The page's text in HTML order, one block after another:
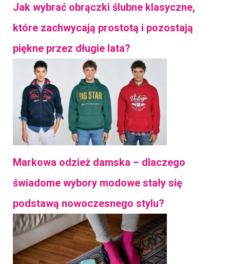
Jak wybrać obrączki ślubne klasyczne,
które zachwycają prostotą i pozostają
piękne przez długie lata?
Markowa odzież damska – dlaczego
świadome wybory modowe stały się
podstawą nowoczesnego stylu?